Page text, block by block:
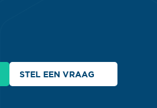
STEL EEN VRAAG